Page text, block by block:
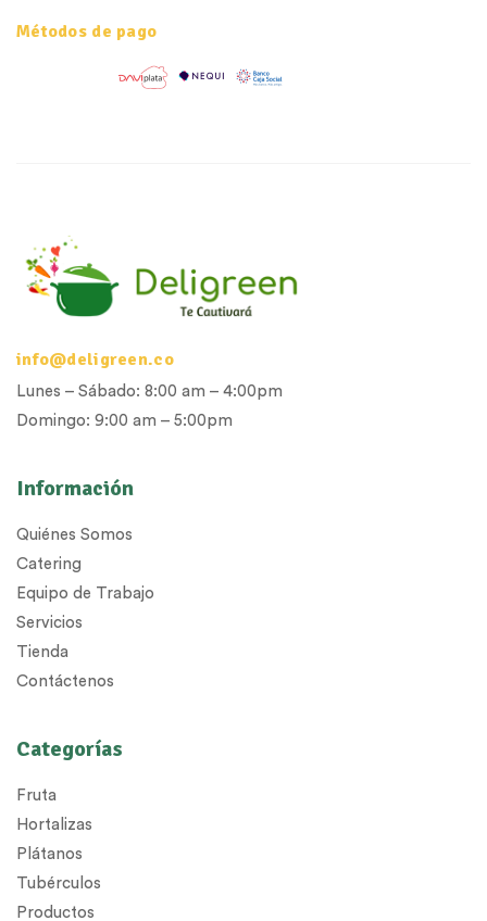
Métodos de pago
Información
Quiénes Somos
Catering
Equipo de Trabajo
Servicios
Tienda
Contáctenos
Categorías
Fruta
Hortalizas
Plátanos
Tubérculos
Productos
info@deligreen.co
Lunes – Sábado: 8:00 am – 4:00pm
Domingo: 9:00 am – 5:00pm